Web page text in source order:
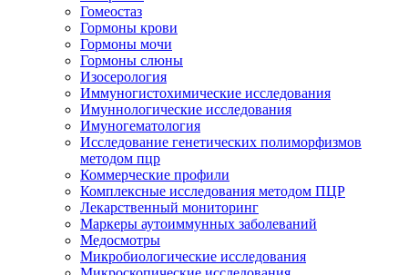
Гомеостаз
Гормоны крови
Гормоны мочи
Гормоны слюны
Изосерология
Иммуногистохимические исследования
Имуннологические исследования
Имуногематология
Исследование генетических полиморфизмов
методом пцр
Коммерческие профили
Комплексные исследования методом ПЦР
Лекарственный мониторинг
Маркеры аутоиммунных заболеваний
Медосмотры
Микробиологические исследования